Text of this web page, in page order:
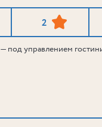
2
— под управлением